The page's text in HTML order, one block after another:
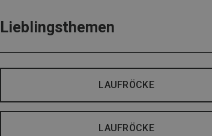
Lieblingsthemen
LAUFRÖCKE
LAUFRÖCKE